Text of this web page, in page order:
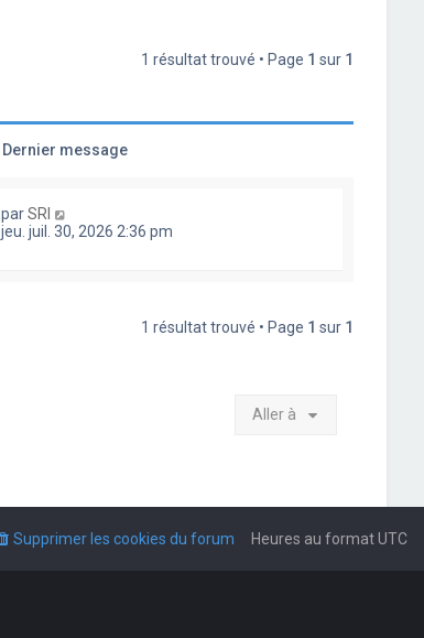
1 résultat trouvé • Page 1 sur 1
Dernier message
parSRI
jeu. juil. 30, 2026 2:36 pm
1 résultat trouvé • Page 1 sur 1
Aller à
Heures au formatUTC
Supprimer les cookies du forum